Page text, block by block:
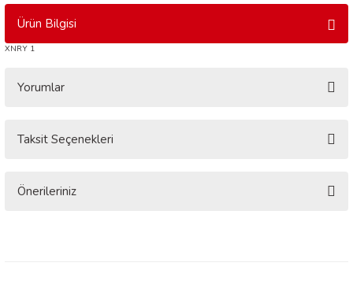
Ürün Bilgisi
XNRY 1
Yorumlar
Bu ürüne ilk yorumu siz yapın!
Taksit Seçenekleri
Önerileriniz